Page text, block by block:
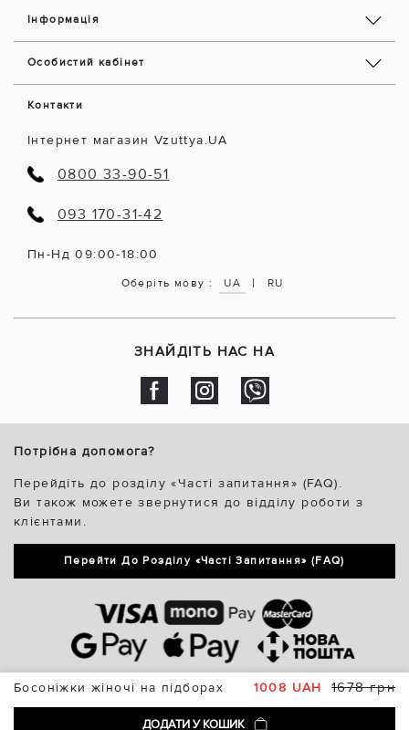
Босоніжки жіночі на підборах 1008 UAH 1678 грн
ДОДАТИ У КОШИК
Інформація
Особистий кабінет
Контакти
Інтернет магазин Vzuttya.UA
0800 33-90-51
093 170-31-42
Пн-Нд 09:00-18:00
Оберіть мову : UA | RU
ЗНАЙДІТЬ НАС НА
Потрібна допомога?
Перейдіть до розділу «Часті запитання» (FAQ).
Ви також можете звернутися до відділу роботи з
клієнтами.
Перейти До Розділу «Часті Запитання» (FAQ)